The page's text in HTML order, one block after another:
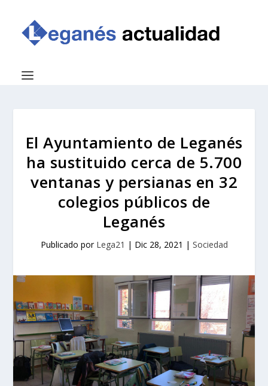
El Ayuntamiento de Leganés
ha sustituido cerca de 5.700
ventanas y persianas en 32
colegios públicos de
Leganés
Publicado por Lega21 | Dic 28, 2021 | Sociedad